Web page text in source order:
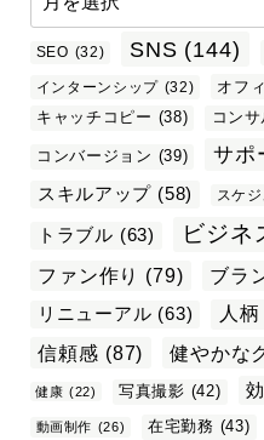
SEO (32) SNS (144)
インターンシップ (32) オフ
キャッチコピー (38) コン
コンバージョン (39) サポ
スキルアップ (58) スケ
トラブル (63) ビジネ
ファン作り (79) ブラ
リニューアル (63) 人柄
信頼感 (87) 健やかな
健康 (22) 写真撮影 (42)
動画制作 (26) 在宅勤務 (43)